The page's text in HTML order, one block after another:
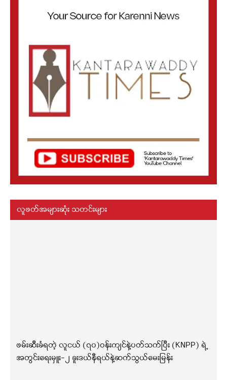
လူဖတ်အများဆုံး သတင်းများ
ဖမ်းဆီးခံရတဲ့ လူငယ် (၇၀)ဝန်းကျင်နဲ့ပတ်သက်ပြီး (KNPP) ရဲ့
အတွင်းရေးမှူး-၂ ခူးဒယ်နီရယ်နဲ့ဆက်သွယ်မေးမြန်း